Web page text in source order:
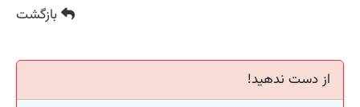
بازگشت
از دست ندهید!